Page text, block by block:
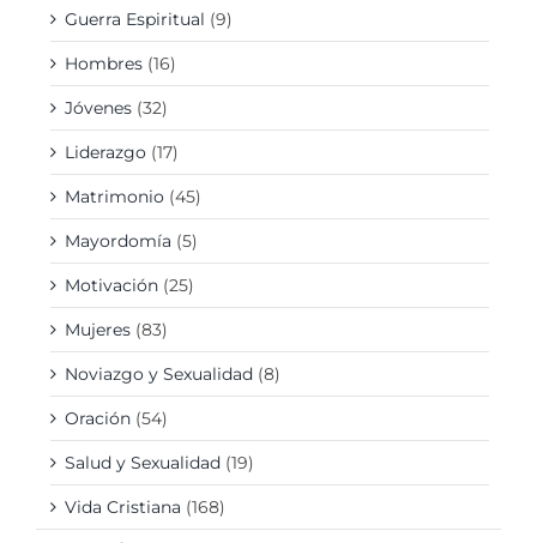
Guerra Espiritual (9)
Hombres (16)
Jóvenes (32)
Liderazgo (17)
Matrimonio (45)
Mayordomía (5)
Motivación (25)
Mujeres (83)
Noviazgo y Sexualidad (8)
Oración (54)
Salud y Sexualidad (19)
Vida Cristiana (168)